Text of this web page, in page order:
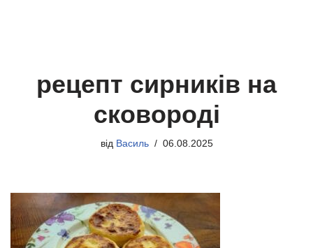
рецепт сирників на
сковороді
від Василь 06.08.2025